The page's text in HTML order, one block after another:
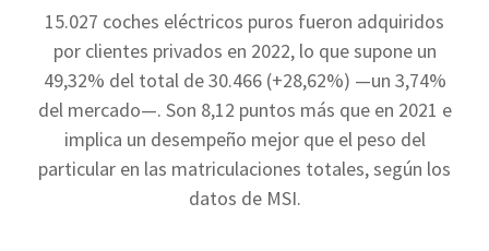
15.027 coches eléctricos puros fueron adquiridos
por clientes privados en 2022, lo que supone un
49,32% del total de 30.466 (+28,62%) —un 3,74%
del mercado—. Son 8,12 puntos más que en 2021 e
implica un desempeño mejor que el peso del
particular en las matriculaciones totales, según los
datos de MSI.